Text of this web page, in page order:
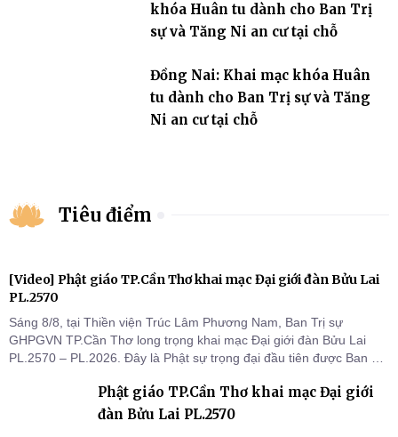
khóa Huân tu dành cho Ban Trị
sự và Tăng Ni an cư tại chỗ
Đồng Nai: Khai mạc khóa Huân
tu dành cho Ban Trị sự và Tăng
Ni an cư tại chỗ
Tiêu điểm
[Video] Phật giáo TP.Cần Thơ khai mạc Đại giới đàn Bửu Lai
PL.2570
Sáng 8/8, tại Thiền viện Trúc Lâm Phương Nam, Ban Trị sự
GHPGVN TP.Cần Thơ long trọng khai mạc Đại giới đàn Bửu Lai
PL.2570 – PL.2026. Đây là Phật sự trọng đại đầu tiên được Ban Trị
thứ I, thể hiện sự quan tâm đối với công tác truyền giới, đào tạo
Tăng tài và tiếp nối mạng mạch Tăng-g
Phật giáo TP.Cần Thơ khai mạc Đại giới
đàn Bửu Lai PL.2570